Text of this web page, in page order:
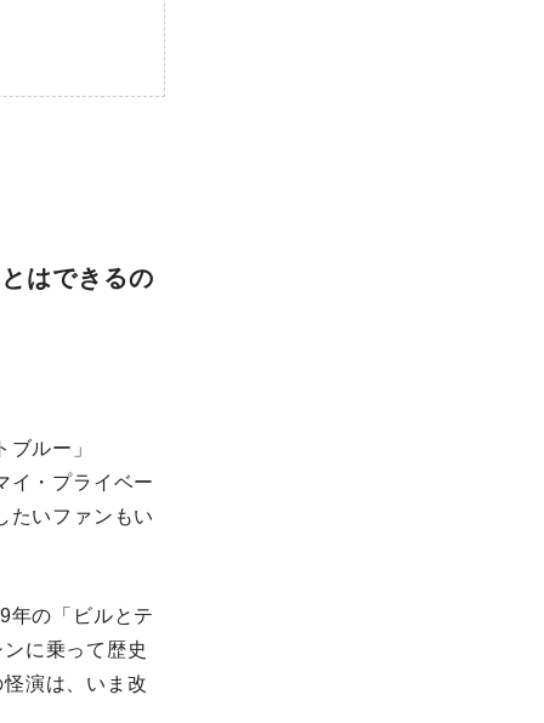
はできるの
ルー」
イ・プライベー
たいファンもい
年の「ビルとテ
に乗って歴史
演は、いま改